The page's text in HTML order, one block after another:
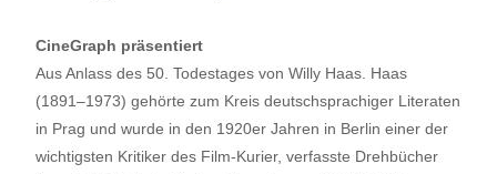
CineGraph präsentiert
Aus Anlass des 50. Todestages von Willy Haas. Haas
(1891–1973) gehörte zum Kreis deutschsprachiger Literaten
in Prag und wurde in den 1920er Jahren in Berlin einer der
wichtigsten Kritiker des Film-Kurier, verfasste Drehbücher